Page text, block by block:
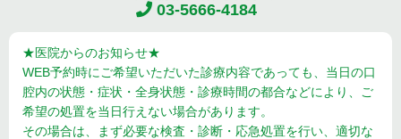
03-5666-4184
★医院からのお知らせ★
WEB予約時にご希望いただいた診療内容であっても、当日の口
腔内の状態・症状・全身状態・診療時間の都合などにより、ご
希望の処置を当日行えない場合があります。
その場合は、まず必要な検査・診断・応急処置を行い、適切な